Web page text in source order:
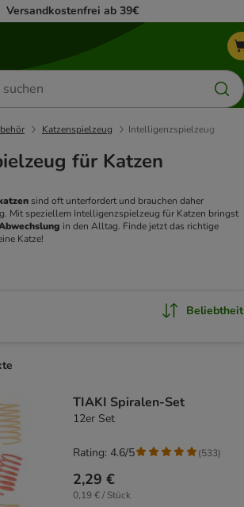
Versandkostenfrei ab 39€
Katzenspielzeug Intelligenzspielzeug
für Katzen
sind oft unterfordert und brauchen daher
Mit speziellem Intelligenzspielzeug für Katzen bringst
in den Alltag. Finde jetzt das richtige
Katze!
Beliebtheit
changed
TIAKI Spiralen-Set
12er Set
2,29 €
0,19 € / Stück
Rating: 4.6/5 (533)